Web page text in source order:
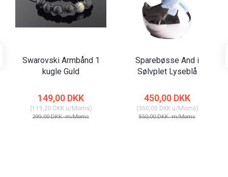
Swarovski Armbånd 1
kugle Guld
149,00 DKK
(119,20 DKKu/Moms)
299,00 DKKm/Moms
Sparebøsse And i
Sølvplet Lyseblå
450,00 DKK
(360,00 DKKu/Moms)
850,00 DKKm/Moms